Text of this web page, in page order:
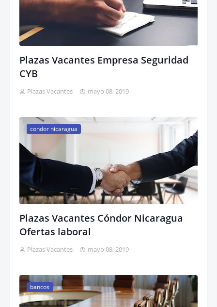
Plazas Vacantes Empresa Seguridad
CYB
Plazas Vacantes mayo 08, 2019
condor nicaragua
Plazas Vacantes Cóndor Nicaragua
Ofertas laboral
Plazas Vacantes mayo 08, 2019
bancos